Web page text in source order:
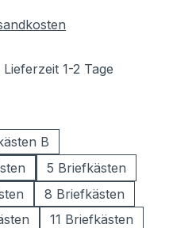
1-2 Tage
B
5 Briefkästen
8 Briefkästen
11 Briefkästen